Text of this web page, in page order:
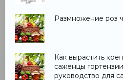
Размножение роз
Как вырастить
саженцы
руководство для